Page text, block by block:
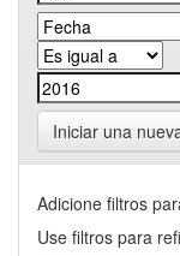
Iniciar una
Adicione filtros
Use filtros para